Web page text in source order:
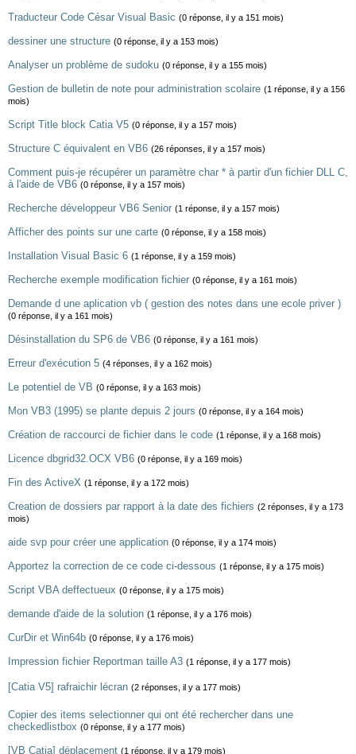
Traducteur Code César Visual Basic (0 réponse, il y a 151 mois)
dessiner une structure (0 réponse, il y a 153 mois)
Analyser un problème de sudoku (0 réponse, il y a 155 mois)
Gestion de bulletin de note pour administration scolaire (1 réponse, il y a 156
mois)
Script Title block Catia V5 (0 réponse, il y a 157 mois)
Structure C équivalent en VB6 (26 réponses, il y a 157 mois)
Comment puis-je récupérer un paramètre char * à partir d'un fichier DLL C,
à l'aide de VB6 (0 réponse, il y a 157 mois)
Recherche développeur VB6 Senior (1 réponse, il y a 157 mois)
Afficher des points sur une carte (0 réponse, il y a 158 mois)
Installation Visual Basic 6 (1 réponse, il y a 159 mois)
Recherche exemple modification fichier (0 réponse, il y a 161 mois)
Demande d une aplication vb ( gestion des notes dans une ecole priver )
(0 réponse, il y a 161 mois)
Désinstallation du SP6 de VB6 (0 réponse, il y a 161 mois)
Erreur d'exécution 5 (4 réponses, il y a 162 mois)
Le potentiel de VB (0 réponse, il y a 163 mois)
Mon VB3 (1995) se plante depuis 2 jours (0 réponse, il y a 164 mois)
Création de raccourci de fichier dans le code (1 réponse, il y a 168 mois)
Licence dbgrid32.OCX VB6 (0 réponse, il y a 169 mois)
Fin des ActiveX (1 réponse, il y a 172 mois)
Creation de dossiers par rapport à la date des fichiers (2 réponses, il y a 173
mois)
aide svp pour créer une application (0 réponse, il y a 174 mois)
Apportez la correction de ce code ci-dessous (1 réponse, il y a 175 mois)
Script VBA deffectueux (0 réponse, il y a 175 mois)
demande d'aide de la solution (1 réponse, il y a 176 mois)
CurDir et Win64b (0 réponse, il y a 176 mois)
Impression fichier Reportman taille A3 (1 réponse, il y a 177 mois)
[Catia V5] rafraichir lécran (2 réponses, il y a 177 mois)
Copier des items selectionner qui ont été rechercher dans une
checkedlistbox (0 réponse, il y a 177 mois)
[VB Catia] déplacement (1 réponse, il y a 179 mois)